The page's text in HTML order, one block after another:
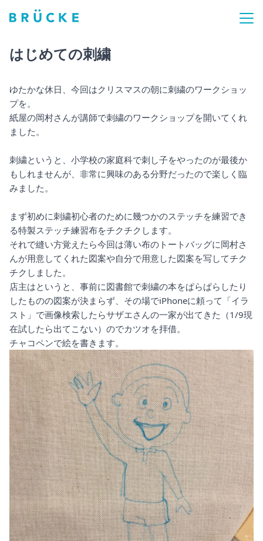
はじめての刺繍
ゆたかな休日、今回はクリスマスの朝に刺繍のワークショッ
プを。
紙屋の岡村さんが講師で刺繍のワークショップを開いてくれ
ました。
刺繍というと、小学校の家庭科で刺し子をやったのが最後か
もしれませんが、非常に興味のある分野だったので楽しく臨
みました。
まず初めに刺繍初心者のために幾つかのステッチを練習でき
る特製ステッチ練習布をチクチクします。
それで縫い方覚えたら今回は薄い布のトートバッグに岡村さ
んが用意してくれた図案や自分で用意した図案を写してチク
チクしました。
店主はというと、事前に図書館で刺繍の本をぱらぱらしたり
したものの図案が決まらず、その場でiPhoneに頼って「イラ
スト」で画像検索したらサザエさんの一家が出てきた（1/9現
在試したら出てこない）のでカツオを拝借。
チャコペンで絵を書きます。